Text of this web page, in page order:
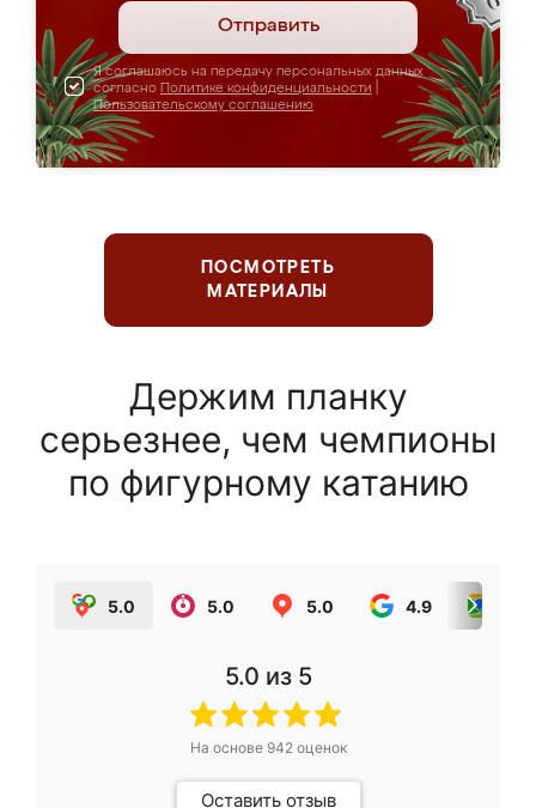
Отправить
Я соглашаюсь на передачу персональных данных
согласно Политике конфиденциальности
Пользовательскому соглашению
ПОСМОТРЕТЬ
МАТЕРИАЛЫ
Держим планку
серьезнее, чем чемпионы
по фигурному катанию
5.0 5.0 5.0 4.9
5.0 из 5
На основе 942оценок
Оставить отзыв